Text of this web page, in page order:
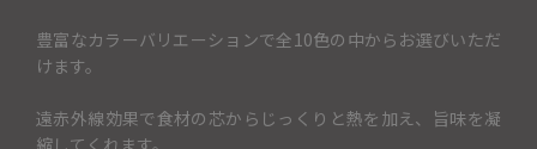
豊富なカラーバリエーションで全10色の中からお選びいただ
けます。
遠赤外線効果で食材の芯からじっくりと熱を加え、旨味を凝
縮してくれます。